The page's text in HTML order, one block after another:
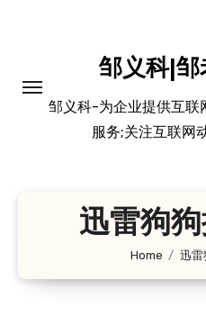
邹义科|邹
邹义科-为企业提供互联
服务;关注互联网
迅雷狗
Home 迅雷